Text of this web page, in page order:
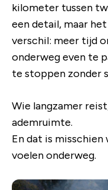
kilometer tussen
een detail, maar
verschil: meer tijd
onderweg even te
te stoppen zonder
Wie langzamer
ademruimte.
En dat is
voelen onderweg.